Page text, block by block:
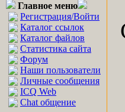
Главное меню
Регистрация/Войти
Каталог ссылок
Каталог файлов
Статистика сайта
Форум
Наши пользователи
Личные сообщения
ICQ Web
Chat общение